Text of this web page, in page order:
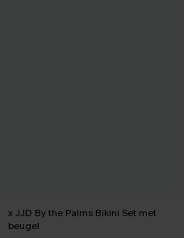
x JJD By the Palms Bikini Set met
beugel